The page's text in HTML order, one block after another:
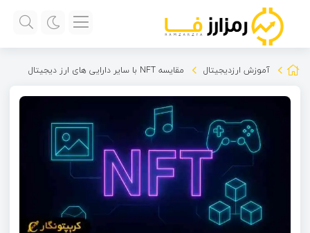
آموزش ارزدیجیتال مقایسه NFT با سایر دارایی های ارز دیجیتال